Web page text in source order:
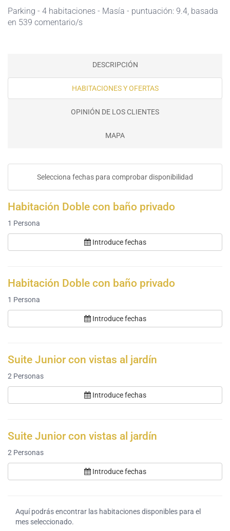
Parking - 4 habitaciones - Masía - puntuación: 9.4, basada
en 539 comentario/s
DESCRIPCIÓN
HABITACIONES Y OFERTAS
OPINIÓN DE LOS CLIENTES
MAPA
Selecciona fechas para comprobar disponibilidad
Habitación Doble con baño privado
1 Persona
Introduce fechas
Habitación Doble con baño privado
1 Persona
Introduce fechas
Suite Junior con vistas al jardín
2 Personas
Introduce fechas
Suite Junior con vistas al jardín
2 Personas
Introduce fechas
Aquí podrás encontrar las habitaciones disponibles para el
mes seleccionado.